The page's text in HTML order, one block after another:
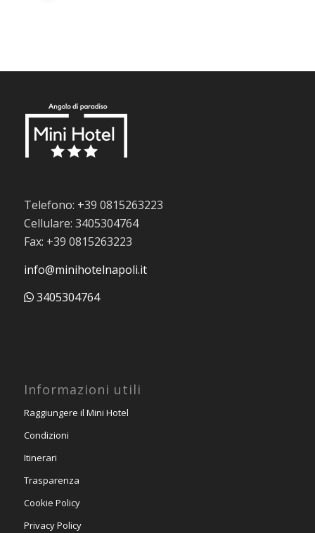
Telefono: +39 0815263223
Cellulare: 3405304764
Fax: +39 0815263223
info@minihotelnapoli.it
3405304764
Informazioni utili
Raggiungere il Mini Hotel
Condizioni
Itinerari
Trasparenza
Cookie Policy
Privacy Policy